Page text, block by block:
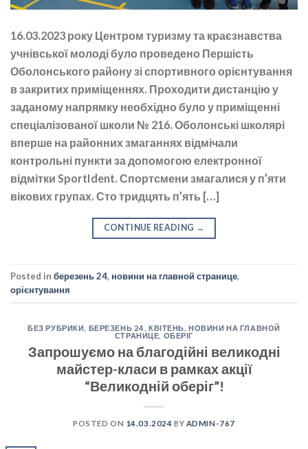
16.03.2023 року Центром туризму та краєзнавства
учнівської молоді було проведено Першість
Оболонського району зі спортивного орієнтування
в закритих приміщеннях. Проходити дистанцію у
заданому напрямку необхідно було у приміщенні
спеціалізованої школи № 216. Оболонські школярі
вперше на районних змаганнях відмічали
контрольні пункти за допомогою електронної
відмітки SportIdent. Спортсмени змагалися у п’яти
вікових групах. Сто тридцять п’ять […]
CONTINUE READING →
Posted in березень 24, новини на главной странице,
орієнтування
БЕЗ РУБРИКИ БЕРЕЗЕНЬ 24 ,КВІТЕНЬ ,НОВИНИ НА ГЛАВНОЙ
СТРАНИЦЕ ОБЕРІГ
Запрошуємо на благодійні великодні
майстер-класи в рамках акції
“Великодній оберіг”!
POSTED ON 14.03.2024 BY ADMIN-767